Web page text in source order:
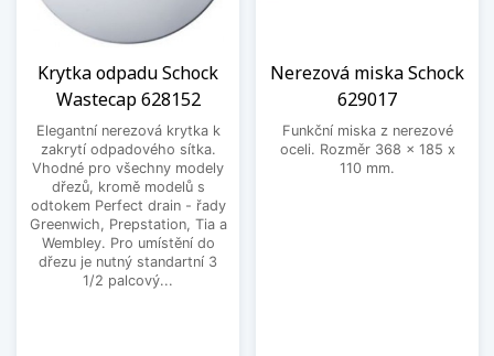
Krytka odpadu Schock
Wastecap 628152
Elegantní nerezová krytka k
zakrytí odpadového sítka.
Vhodné pro všechny modely
dřezů, kromě modelů s
odtokem Perfect drain - řady
Greenwich, Prepstation, Tia a
Wembley. Pro umístění do
dřezu je nutný standartní 3
1/2 palcový...
Nerezová miska Schock
629017
Funkční miska z nerezové
oceli. Rozměr 368 x 185 x
110 mm.